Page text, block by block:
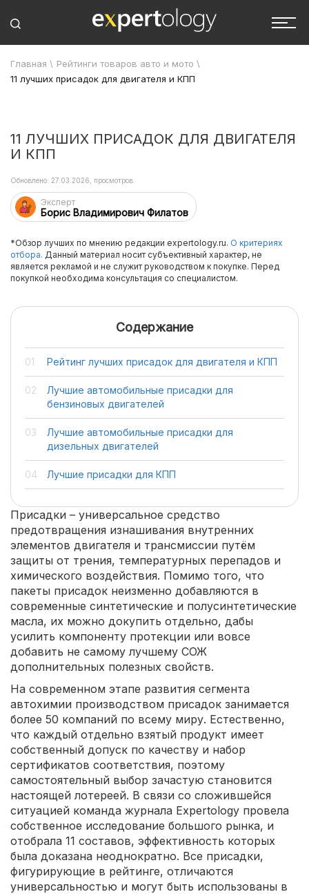
Главная \ Рейтинги товаров авто и мото \
11 лучших присадок для двигателя и КПП
11 ЛУЧШИХ ПРИСАДОК ДЛЯ ДВИГАТЕЛЯ
И КПП
Эксперт
Борис Владимирович Филатов
Обновлено: 27.03.2026, просмотров:
*Обзор лучших по мнению редакции expertology.ru. О критериях
отбора. Данный материал носит субъективный характер, не
является рекламой и не служит руководством к покупке. Перед
покупкой необходима консультация со специалистом.
Содержание
Рейтинг лучших присадок для двигателя и КПП
Лучшие автомобильные присадки для
бензиновых двигателей
Лучшие автомобильные присадки для
дизельных двигателей
Лучшие присадки для КПП
Присадки – универсальное средство
предотвращения изнашивания внутренних
элементов двигателя и трансмиссии путём
защиты от трения, температурных перепадов и
химического воздействия. Помимо того, что
пакеты присадок неизменно добавляются в
современные синтетические и полусинтетические
масла, их можно докупить отдельно, дабы
усилить компоненту протекции или вовсе
добавить не самому лучшему СОЖ
дополнительных полезных свойств.
На современном этапе развития сегмента
автохимии производством присадок занимается
более 50 компаний по всему миру. Естественно,
что каждый отдельно взятый продукт имеет
собственный допуск по качеству и набор
сертификатов соответствия, поэтому
самостоятельный выбор зачастую становится
настоящей лотереей. В связи со сложившейся
ситуацией команда журнала Expertology провела
собственное исследование большого рынка, и
отобрала 11 составов, эффективность которых
была доказана неоднократно. Все присадки,
фигурирующие в рейтинге, отличаются
универсальностью и могут быть использованы в